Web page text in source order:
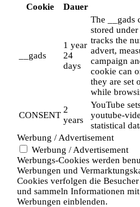
Cookie
Dauer
__gads
1 year
24
days
The __gads
stored
tracks the
advert,
campaign
cookie can
they are set
while
CONSENT
2
years
YouTube
youtube-
statistical
Werbung / Advertisement
Werbung / Advertisement
Werbungs-Cookies werden
Werbungen und
Cookies verfolgen die
und sammeln Informationen
Werbungen einblenden.